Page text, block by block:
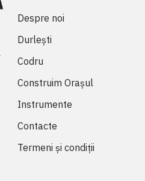
Despre noi
Durlești
Codru
Construim Orașul
Instrumente
Contacte
Termeni și condiții